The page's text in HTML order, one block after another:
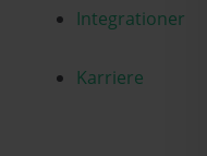
Integrationer
Karriere